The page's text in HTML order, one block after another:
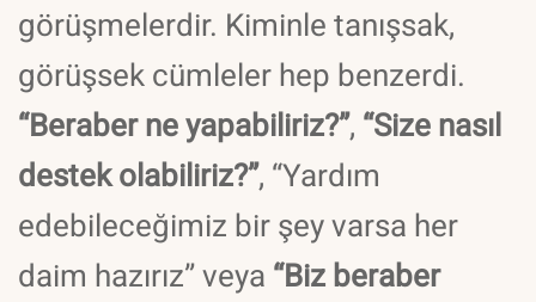
görüşmelerdir. Kiminle tanışsak,
görüşsek cümleler hep benzerdi.
“Beraber ne yapabiliriz?”, “Size nasıl
destek olabiliriz?”, “Yardım
edebileceğimiz bir şey varsa her
daim hazırız” veya “Biz beraber